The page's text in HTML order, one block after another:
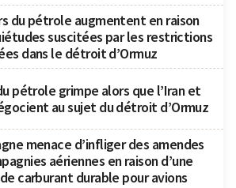
du pétrole augmentent en raison
suscitées par les restrictions
dans le détroit d’Ormuz
pétrole grimpe alors que l’Iran et
au sujet du détroit d’Ormuz
menace d’infliger des amendes
aériennes en raison d’une
carburant durable pour avions